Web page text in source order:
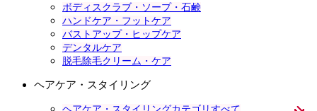
ボディスクラブ・ソープ・石鹸
ハンドケア・フットケア
バストアップ・ヒップケア
デンタルケア
脱毛除毛クリーム・ケア
ヘアケア・スタイリング